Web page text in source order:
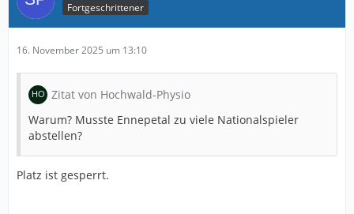
Fortgeschrittener
16. November 2025 um 13:10
Zitat von Hochwald-Physio
Warum? Musste Ennepetal zu viele Nationalspieler
abstellen?
Platz ist gesperrt.